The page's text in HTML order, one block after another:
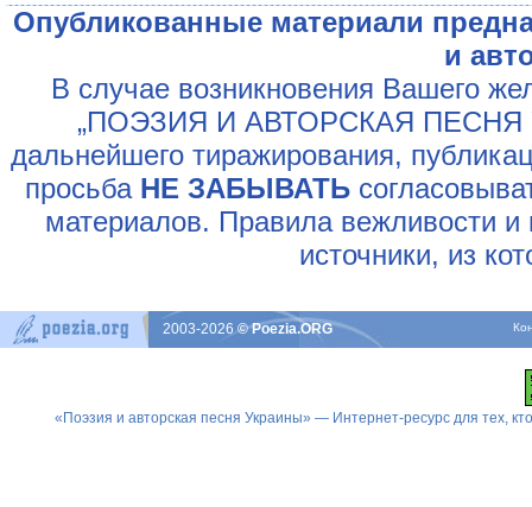
Опубликованные материали
и
В случае возникновения Вашего
„ПОЭЗИЯ И АВТОРСКАЯ ПЕСНЯ
дальнейшего тиражирования,
просьба НЕ ЗАБЫВАТЬ
материалов. Правила вежливости и
источники, из
2003-2026© Poezia.ORG
«Поэзия и авторская песня Украины» — Интернет-ресурс для тех,